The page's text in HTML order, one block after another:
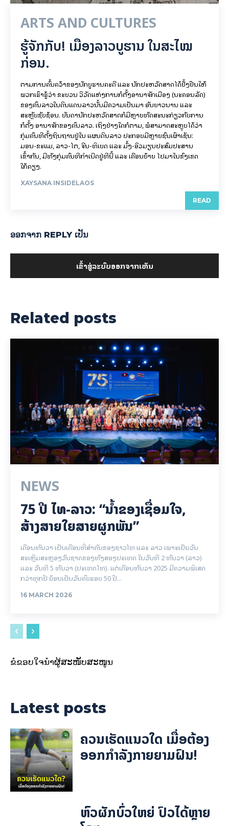
ARTS AND CULTURES
ຮູ້ຈັກກັບ! ເມືອງລາວບູຮານ ໃນສະໄໝ
ກ່ອນ.
ຕາມການຄົ້ນຄວ້າຂອງນັກບູຮານຄະດີ ແລະ ນັກປະຫວັດສາດໄດ້ຢັ້ງຢືນໃຫ້
ພວກເຮົາຮູ້ວ່າ ຂະບວນ ວິວັດແຫ່ງການກໍ່ຕັ້ງອານາຈັກເມືອງ (ນະຄອນລັດ)
ຂອງຄົນລາວໃນດິນແດນລາວນັ້ນມີຄວາມເປັນມາ ອັນຍາວນານ ແລະ
ສະຫຼັບຊັບຊ້ອນ. ບັນດານັກປະຫວັດສາດກໍມີຫຼາຍທັດສະນະກ່ຽວກັບການ
ກໍ່ຕັ້ງ ອານາຈັກຂອງຄົນລາວ. ເຖິງຢ່າງໃດກໍຕາມ, ພໍສາມາດສະຫຼຸບໄດ້ວ່າ
ກຸ່ມຄົນທີ່ຕັ້ງຖິ່ນຖານຢູ່ໃນ ແຜນດິນລາວ ປະກອບມີຫຼາຍຊົນເຜົ່າເຊັ່ນ:
ມອນ-ຂະແມ, ລາວ-ໄຕ, ຈີນ-ທິເບດ ແລະ ມົ້ງ-ອິວມຽນປະສົມປະສານ
ເຂົ້າກັນ, ມີທັງກຸ່ມຄົນທີ່ກຳເນີດຢູ່ທີ່ນີ້ ແລະ ເຄື່ອນຍ້າຍ ໄປມາໃນຂົງເຂດ
ໃກ້ຄຽງ.
XAYSANA INSIDELAOS
READ
ອອກ​ຈາກ REPLY ເປັນ
ເຂົ້າ​ສູ່​ລະ​ບົບ​ອອກ​ຈາກ​ເຫັນ
Related posts
NEWS
75 ປີ ​ໄທ-ລາວ: “​ນ້ຳ​ຂອງ​ເຊື່ອມ​​ໃຈ,
ສ້າງສາຍໃຍ​ສາຍຜູກພັນ”
ເດືອນທັນວາ ເປັນເດືອນທີ່ສຳຄັນຂອງຊາວໄທ ແລະ ລາວ ເພາະເປັນວັນ
ສະເຫຼີມສະຫຼອງວັນຊາດຂອງທັງສອງປະເທດ ໃນວັນທີ 2 ທັນວາ (ລາວ)
ແລະ ວັນທີ 5 ທັນວາ (ປະເທດໄທ). ແຕ່ເດືອນທັນວາ 2025 ມີຄວາມພິເສດ
ກວ່າທຸກປີ ຍ້ອນເປັນວັນຄົບຮອບ 50 ປີ...
16 MARCH 2026
ຂໍຂອບໃຈນຳຜູ້ສະໜັບສະໜູນ
Latest posts
ຄວນເຮັດແນວໃດ ເມື່ອຕ້ອງ
ອອກກຳລັງກາຍຍາມຝົນ!
ຫົວຜັກບົ່ວໃຫຍ່ ປົວໄດ້ຫຼາຍ